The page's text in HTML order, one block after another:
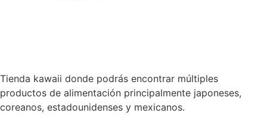
Tienda kawaii donde podrás encontrar múltiples
productos de alimentación principalmente japoneses,
coreanos, estadounidenses y mexicanos.